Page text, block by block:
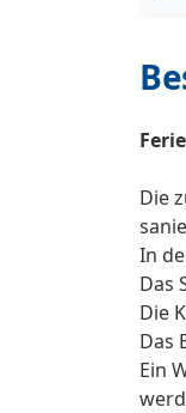
Die
In
Das
Die
Das
Ein